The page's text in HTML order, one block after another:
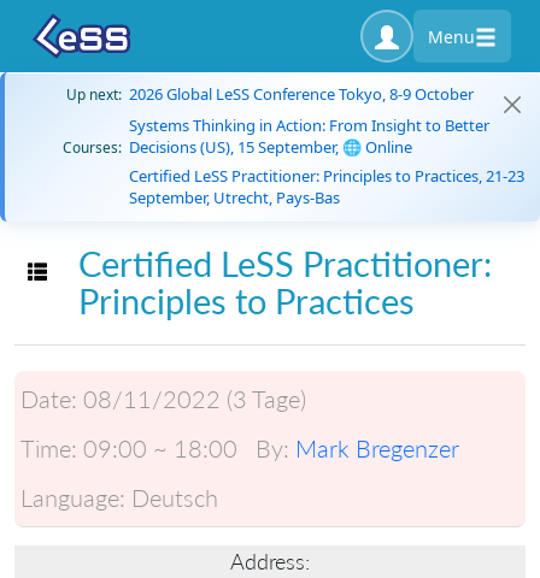
Menu
Up next: 2026 Global LeSS Conference Tokyo, 8-9 October
Courses:
Systems Thinking in Action: From Insight to Better
Decisions (US), 15 September, 🌐 Online
Certified LeSS Practitioner: Principles to Practices, 21-23
September, Utrecht, Pays-Bas
Toggle navigation
Certified LeSS Practitioner:
Principles to Practices
Date: 08/11/2022 (3 Tage)
Time: 09:00 ~ 18:00 By: Mark Bregenzer
Language: Deutsch
Address: